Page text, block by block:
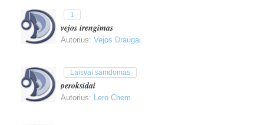
1
vejos irengimas
Autorius: Vejos Draugai
Laisvai samdomas
peroksidai
Autorius: Lero Chem